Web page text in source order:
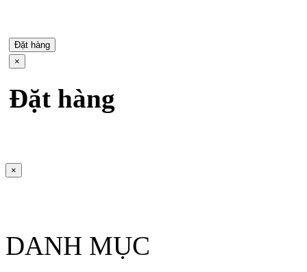
Đặt hàng
×
Đặt hàng
×
DANH MỤC